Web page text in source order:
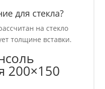
для стекла?
на стекло
толщине вставки.
200×150